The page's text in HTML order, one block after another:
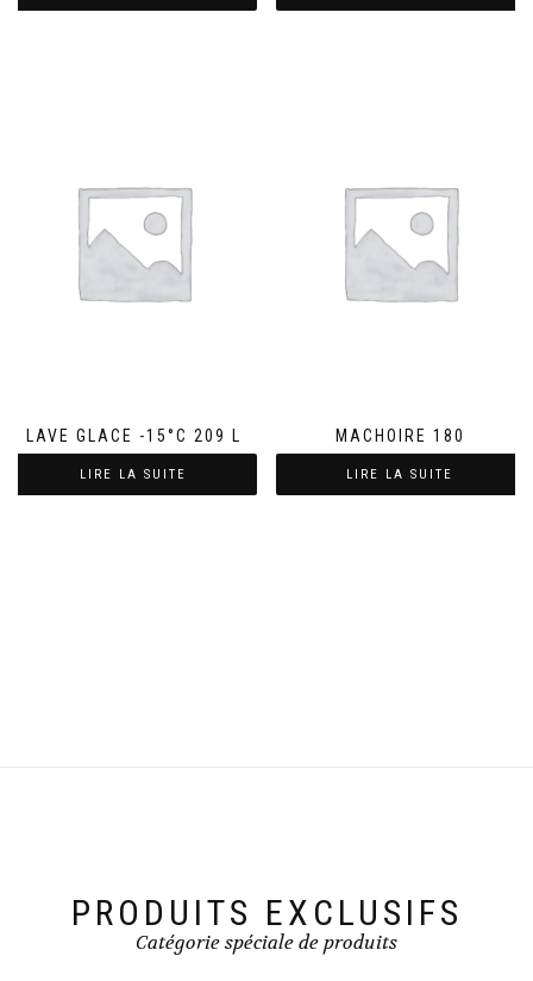
LAVE GLACE -15°C 209 L
LIRE LA SUITE
MACHOIRE 180
LIRE LA SUITE
PRODUITS EXCLUSIFS
Catégorie spéciale de produits